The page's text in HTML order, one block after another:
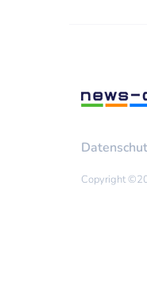
Copyright ©